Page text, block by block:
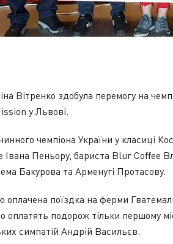
Вітренко здобула перемогу на
у Львові.
чемпіона України у класиці
Пеньору, бариста Blur Coffee
Бакурова та Арменугі Протасову.
оплачена поїздка на ферми
оплатять подорож тільки першому
симпатій Андрій Васильєв.